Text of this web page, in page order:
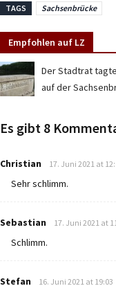
TAGS Sachsenbrücke
Empfohlen auf LZ
Der Stadtrat
auf der
Es gibt 8
Christian says:
17. Juni 2021 at
Sehr schlimm.
Sebastian says:
17. Juni 2021 at
Schlimm.
Stefan says:
16. Juni 2021 at 19:03